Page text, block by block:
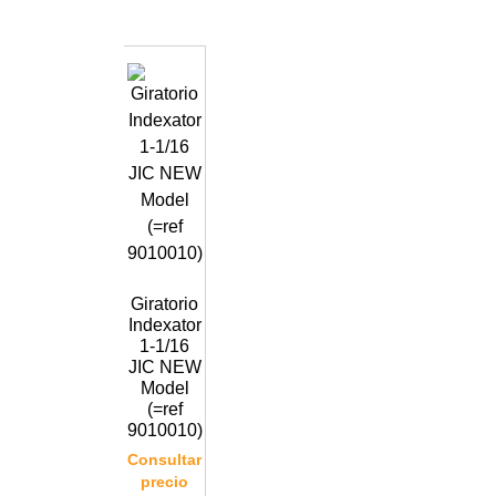
Giratorio
Indexator
1-1/16
JIC NEW
Model
(=ref
9010010)
Consultar
precio